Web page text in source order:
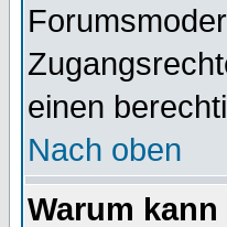
einen
Nach oben
Warum